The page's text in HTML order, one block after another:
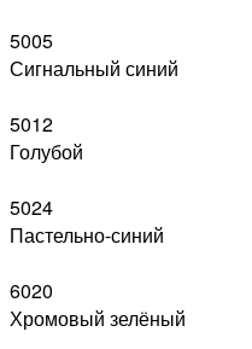
5005
Сигнальный синий
5012
Голубой
5024
Пастельно-синий
6020
Хромовый зелёный